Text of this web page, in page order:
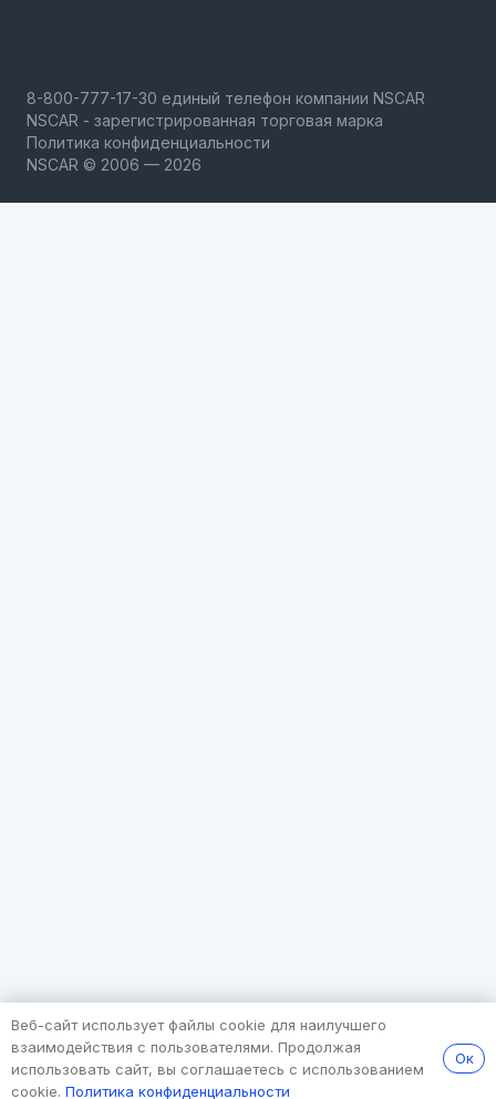
NSCAR - зарегистрированная торговая марка
Политика конфиденциальности
NSCAR © 2006 — 2026
Веб-сайт использует файлы cookie для наилучшего
взаимодействия с пользователями. Продолжая
использовать сайт, вы соглашаетесь с использованием
cookie. Политика конфиденциальности
Ок